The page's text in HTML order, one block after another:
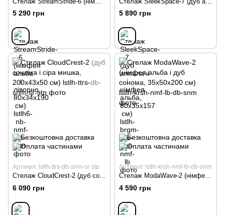
5 290 грн 5 890 грн
Артикул: lstlh-ttrs-db-snm-sr-stp
Стелаж CloudCrest-2 (дуб сонома і сіра мишка, 200х43х50 см)
6 090 грн
Артикул: lstlh-krsh-nmf-lb-db-snm
Стелаж ModaWave-2 (німфея альба і дуб сонома, 35х50х200 см)
4 590 грн